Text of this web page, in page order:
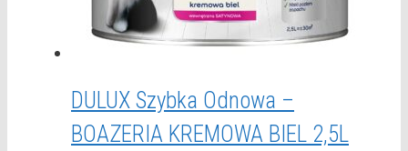
DULUX Szybka Odnowa –
BOAZERIA KREMOWA BIEL 2,5L